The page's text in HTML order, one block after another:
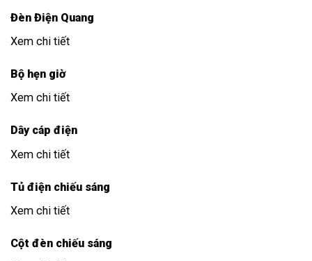
Đèn Điện Quang
Xem chi tiết
Bộ hẹn giờ
Xem chi tiết
Dây cáp điện
Xem chi tiết
Tủ điện chiếu sáng
Xem chi tiết
Cột đèn chiếu sáng